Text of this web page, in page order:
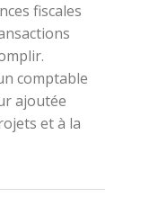
fiscales
comptable
ajoutée
et à la